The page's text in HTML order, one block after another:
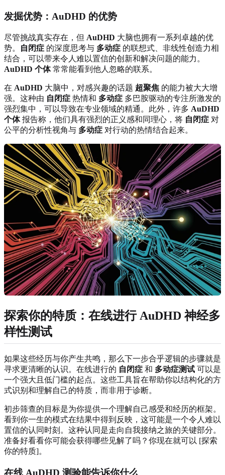
发掘优势：AuDHD 的优势
尽管挑战真实存在，但 AuDHD 大脑也拥有一系列卓越的优
势。
自闭症 的深度思考与 多动症 的联想式、非线性创造力相
结合，可以带来令人难以置信的创新和解决问题的能力。
AuDHD 个体常常能看到他人忽略的联系。
在 AuDHD 大脑中，对感兴趣的话题 超聚焦 的能力被大大增
强。这种由 自闭症 热情和 多动症 多巴胺驱动的专注所激发的
强烈集中，可以导致在专业领域的精通。此外，许多 AuDHD
个体报告称，他们具有强烈的正义感和同理心，将 自闭症 对
公平的分析性视角与 多动症 对行动的热情结合起来。
探索你的特质：在线进行 AuDHD 神经多
样性测试
如果这些经历与你产生共鸣，那么下一步合乎逻辑的步骤就是
寻求更清晰的认识。在线进行的 自闭症 和 多动症测试 可以是
一个强大且低门槛的起点。这些工具旨在帮助你以结构化的方
式识别和理解自己的特质，而非用于诊断。
初步筛查的目标是为你提供一个理解自己感受和经历的框架。
看到你一生的模式在结果中得到反映，这可能是一个令人难以
置信的认同时刻。这种认同是走向自我接纳之旅的关键部分。
准备好看看你可能会获得哪些见解了吗？你现在就可以 [探索
你的特质]。
在线 AuDHD 测验能告诉你什么